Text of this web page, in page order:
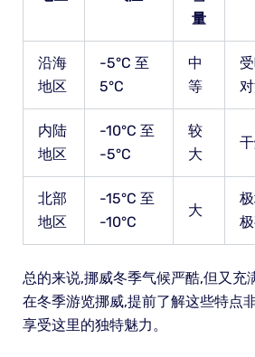
量
沿海
地区
-5°C 至
5°C
中
等
内陆
地区
-10°C 至
-5°C
较
大
北部
地区
-15°C 至
-10°C
大
总的来说,挪威冬季气候严酷,但又充
在冬季游览挪威,提前了解这些特点
享受这里的独特魅力。